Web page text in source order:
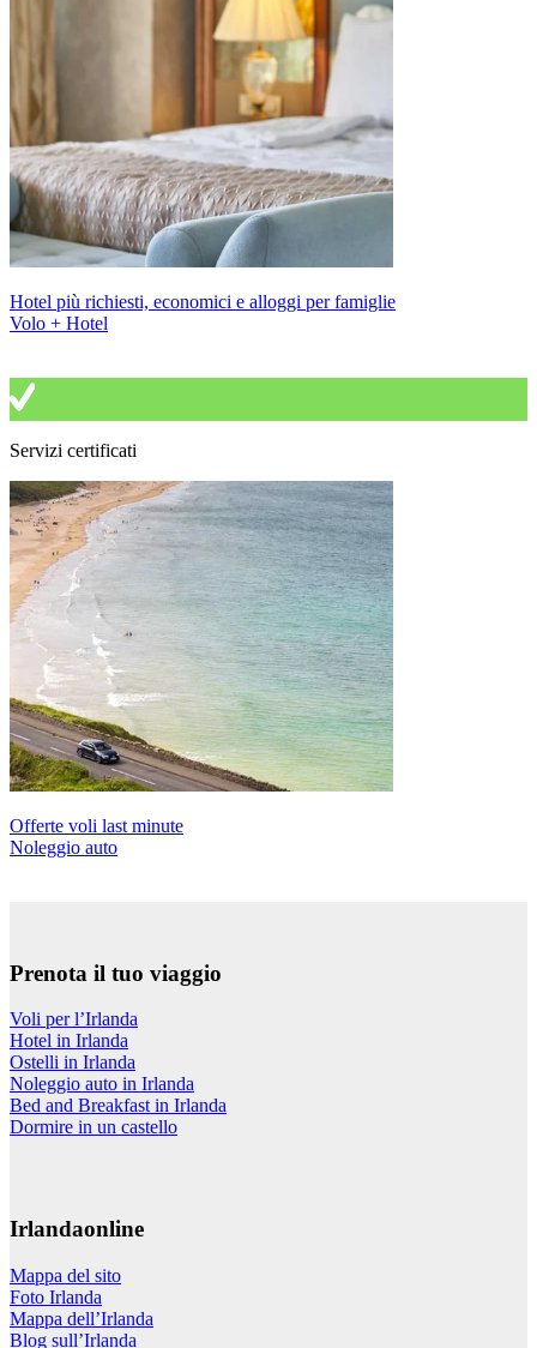
Hotel più richiesti, economici e alloggi per famiglie
Volo + Hotel
Servizi certificati
Offerte voli last minute
Noleggio auto
Prenota il tuo viaggio
Voli per l’Irlanda
Hotel in Irlanda
Ostelli in Irlanda
Noleggio auto in Irlanda
Bed and Breakfast in Irlanda
Dormire in un castello
Irlandaonline
Mappa del sito
Foto Irlanda
Mappa dell’Irlanda
Blog sull’Irlanda